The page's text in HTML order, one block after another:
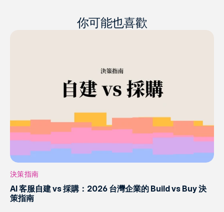
你可能也喜歡
決策指南
AI 客服自建 vs 採購：2026 台灣企業的 Build vs Buy 決
策指南